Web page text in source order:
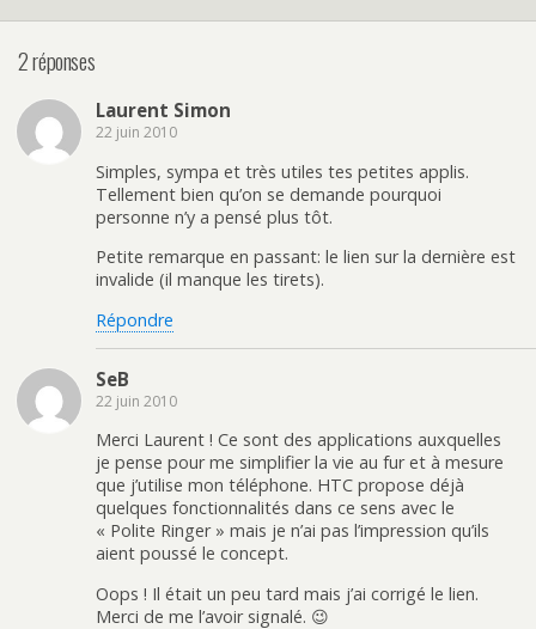
2 réponses
Laurent Simon
22 juin 2010
Simples, sympa et très utiles tes petites applis.
Tellement bien qu’on se demande pourquoi
personne n’y a pensé plus tôt.
Petite remarque en passant: le lien sur la dernière est
invalide (il manque les tirets).
Répondre
SeB
22 juin 2010
Merci Laurent ! Ce sont des applications auxquelles
je pense pour me simplifier la vie au fur et à mesure
que j’utilise mon téléphone. HTC propose déjà
quelques fonctionnalités dans ce sens avec le
« Polite Ringer » mais je n’ai pas l’impression qu’ils
aient poussé le concept.
Oops ! Il était un peu tard mais j’ai corrigé le lien.
Merci de me l’avoir signalé. 😉